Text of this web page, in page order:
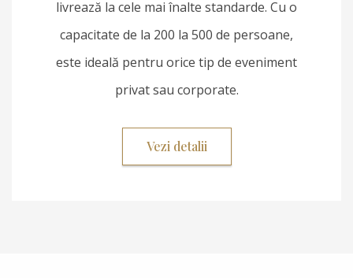
livrează la cele mai înalte standarde. Cu o
capacitate de la 200 la 500 de persoane,
este ideală pentru orice tip de eveniment
privat sau corporate.
Vezi detalii